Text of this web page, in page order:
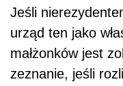
Jeśli
urząd ten jako
małżonków jest
zeznanie, jeśli